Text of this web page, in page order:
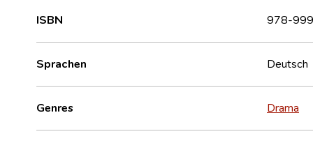
ISBN 978-
Sprachen Deutsch
Genres Drama